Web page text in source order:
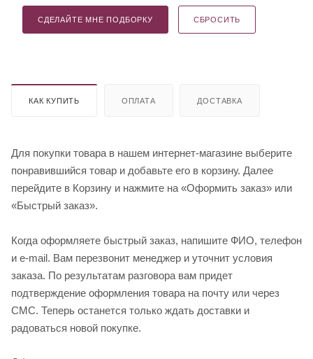
СДЕЛАЙТЕ МНЕ ПОДБОРКУ СБРОСИТЬ
КАК КУПИТЬ ОПЛАТА ДОСТАВКА
Для покупки товара в нашем интернет-магазине выберите
понравившийся товар и добавьте его в корзину. Далее
перейдите в Корзину и нажмите на «Оформить заказ» или
«Быстрый заказ».
Когда оформляете быстрый заказ, напишите ФИО, телефон
и e-mail. Вам перезвонит менеджер и уточнит условия
заказа. По результатам разговора вам придет
подтверждение оформления товара на почту или через
СМС. Теперь останется только ждать доставки и
радоваться новой покупке.